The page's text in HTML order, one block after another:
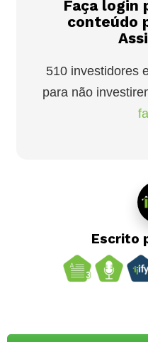
Faça login
conteúdo
510 investidores
para não
Escrito